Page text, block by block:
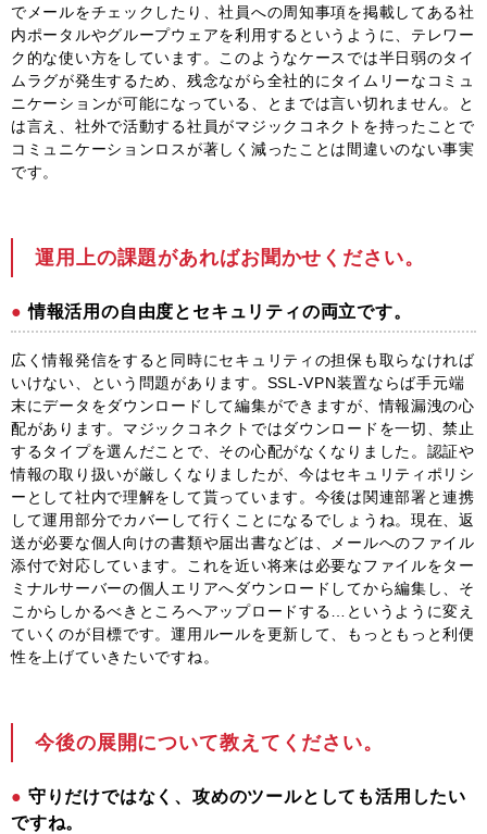
でメールをチェックしたり、社員への周知事項を掲載してある社
内ポータルやグループウェアを利用するというように、テレワー
ク的な使い方をしています。このようなケースでは半日弱のタイ
ムラグが発生するため、残念ながら全社的にタイムリーなコミュ
ニケーションが可能になっている、とまでは言い切れません。と
は言え、社外で活動する社員がマジックコネクトを持ったことで
コミュニケーションロスが著しく減ったことは間違いのない事実
です。
運用上の課題があればお聞かせください。
情報活用の自由度とセキュリティの両立です。
広く情報発信をすると同時にセキュリティの担保も取らなければ
いけない、という問題があります。SSL-VPN装置ならば手元端
末にデータをダウンロードして編集ができますが、情報漏洩の心
配があります。マジックコネクトではダウンロードを一切、禁止
するタイプを選んだことで、その心配がなくなりました。認証や
情報の取り扱いが厳しくなりましたが、今はセキュリティポリシ
ーとして社内で理解をして貰っています。今後は関連部署と連携
して運用部分でカバーして行くことになるでしょうね。現在、返
送が必要な個人向けの書類や届出書などは、メールへのファイル
添付で対応しています。これを近い将来は必要なファイルをター
ミナルサーバーの個人エリアへダウンロードしてから編集し、そ
こからしかるべきところへアップロードする…というように変え
ていくのが目標です。運用ルールを更新して、もっともっと利便
性を上げていきたいですね。
今後の展開について教えてください。
守りだけではなく、攻めのツールとしても活用したい
ですね。